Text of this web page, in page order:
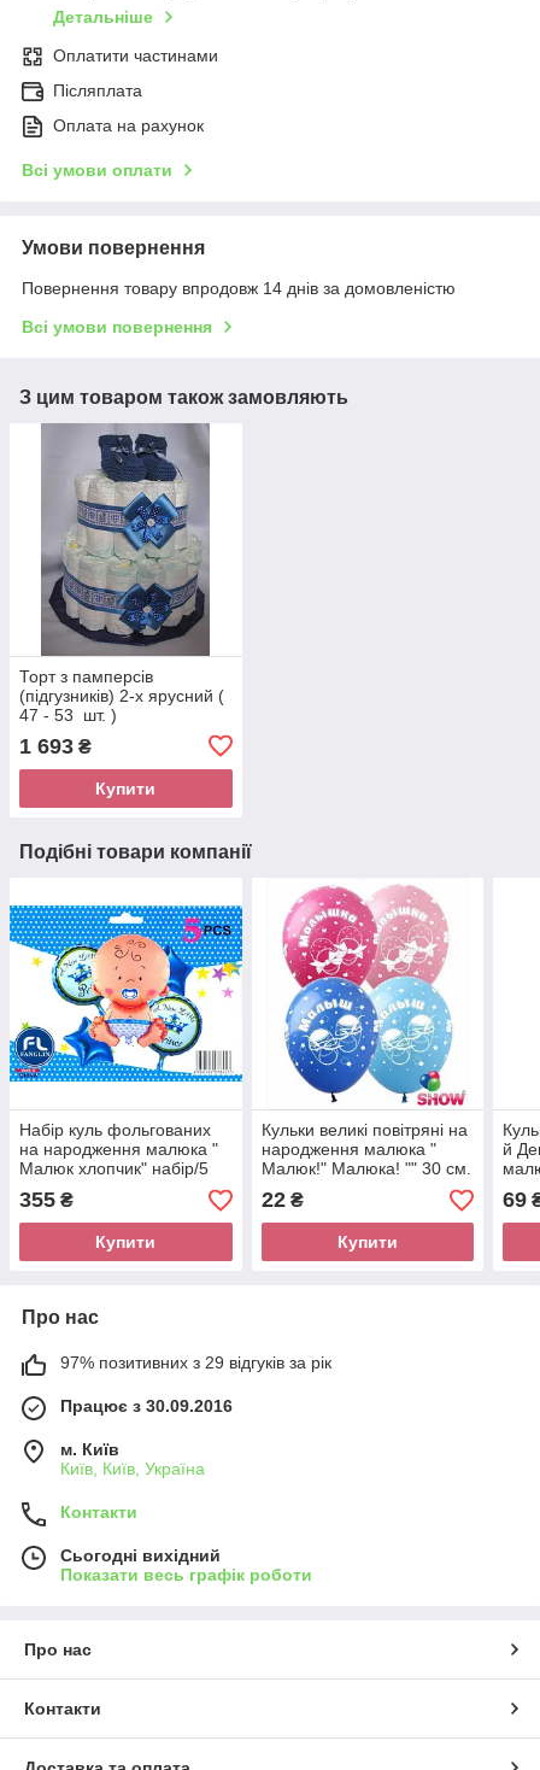
Детальніше
Оплатити частинами
Післяплата
Оплата на рахунок
Всі умови оплати
Умови повернення
Повернення товару впродовж 14 днів за домовленістю
Всі умови повернення
З цим товаром також замовляють
Торт з памперсів
(підгузників) 2-х ярусний (
47 - 53 шт. )
1 693 ₴
Купити
Подібні товари компанії
Набір куль фольгованих
на народження малюка "
Малюк хлопчик" набір/5
шт.
355 ₴
Купити
Кульки великі повітряні на
народження малюка "
Малюк!" Малюка! "" 30 см.
22₴
Купити
й
69
Про нас
97% позитивних з 29 відгуків за рік
Працює з 30.09.2016
м. Київ
Київ, Київ, Україна
Контакти
Сьогодні вихідний
Показати весь графік роботи
Про нас
Контакти